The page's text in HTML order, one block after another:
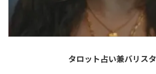
タロット占い兼バリスタ